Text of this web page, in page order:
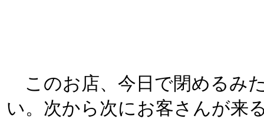
このお店、今日で閉めるみ
い。次から次にお客さんが来